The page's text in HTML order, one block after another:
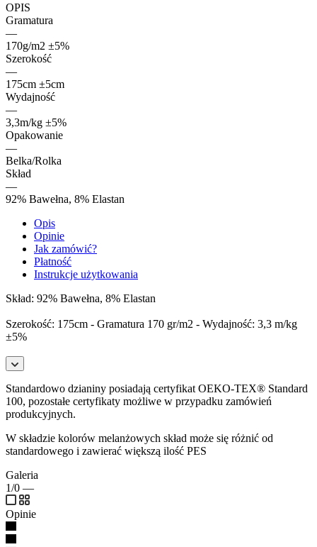
OPIS
Gramatura
—
170g/m2 ±5%
Szerokość
—
175cm ±5cm
Wydajność
—
3,3m/kg ±5%
Opakowanie
—
Belka/Rolka
Skład
—
92% Bawełna, 8% Elastan
Opis
Opinie
Jak zamówić?
Płatność
Instrukcje użytkowania
Skład: 92% Bawełna, 8% Elastan
Szerokość: 175cm - Gramatura 170 gr/m2 - Wydajność: 3,3 m/kg
±5%
Standardowo dzianiny posiadają certyfikat OEKO-TEX® Standard
100, pozostałe certyfikaty możliwe w przypadku zamówień
produkcyjnych.
W składzie kolorów melanżowych skład może się różnić od
standardowego i zawierać większą ilość PES
Galeria
1/0 —
Opinie